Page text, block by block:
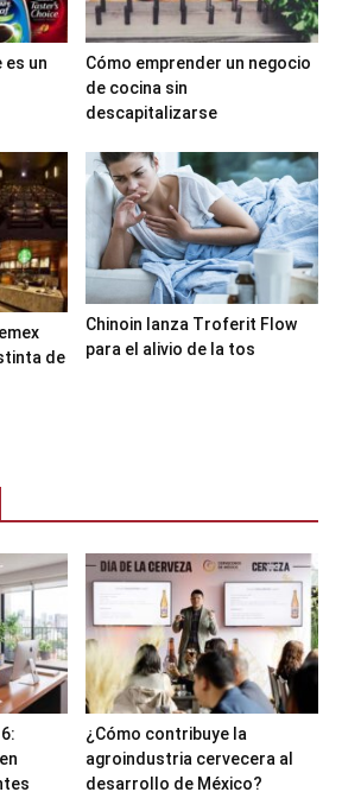
es un
Cómo emprender un negocio
de cocina sin
descapitalizarse
de
Chinoin lanza Troferit Flow
para el alivio de la tos
¿Cómo contribuye la
agroindustria cervecera al
desarrollo de México?